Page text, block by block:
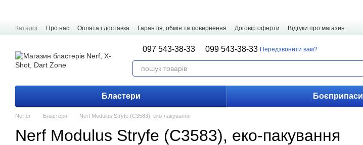
Каталог Про нас Оплата і доставка Гарантія, обмін та повернення Договір оферти Відгуки про магазин
097 543-38-33 099 543-38-33 Передзвонити вам?
Бластери Боєприпаси
Nerfer Бластери Nerf Modulus Stryfe (C3583), еко-пакування
Nerf Modulus Stryfe (C3583), еко-пакування